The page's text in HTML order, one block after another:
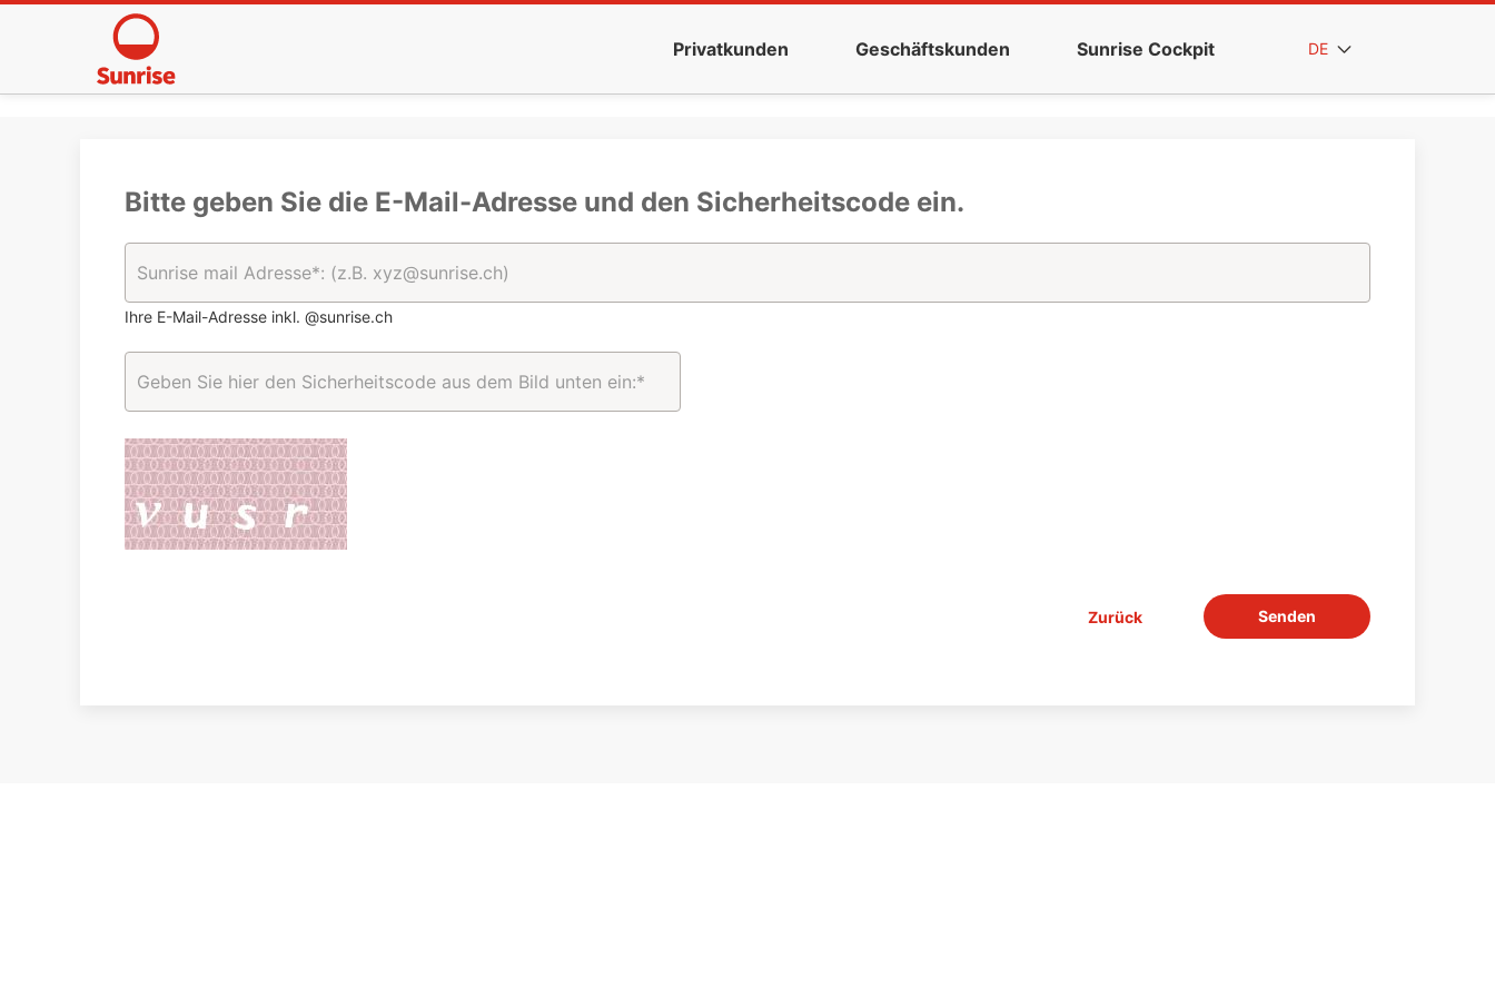
Privatkunden Geschäftskunden Sunrise Cockpit DE
Bitte geben Sie die E-Mail-Adresse und den Sicherheitscode ein.
Ihre E-Mail-Adresse inkl. @sunrise.ch
Zurück Senden